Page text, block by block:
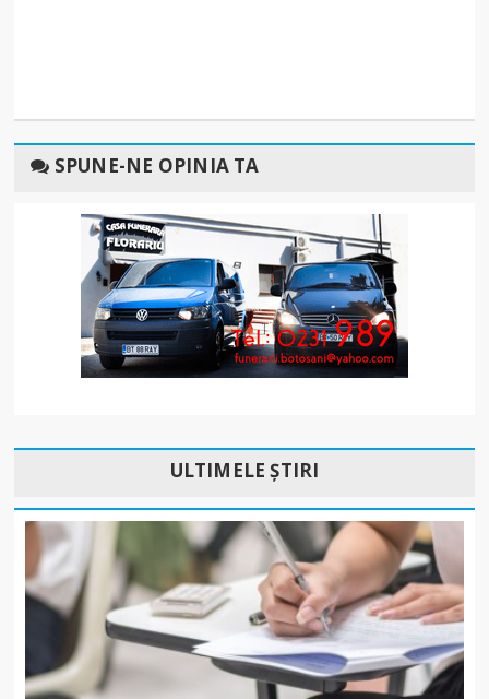
SPUNE-NE OPINIA TA
ULTIMELE ȘTIRI